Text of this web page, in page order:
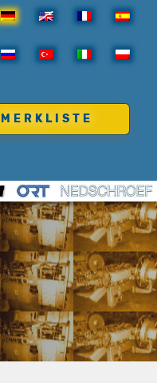
MERKLISTE